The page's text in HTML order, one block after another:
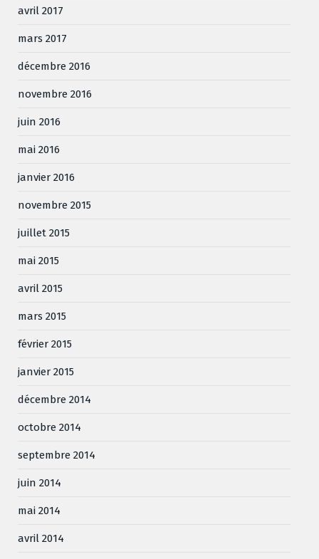
avril 2017
mars 2017
décembre 2016
novembre 2016
juin 2016
mai 2016
janvier 2016
novembre 2015
juillet 2015
mai 2015
avril 2015
mars 2015
février 2015
janvier 2015
décembre 2014
octobre 2014
septembre 2014
juin 2014
mai 2014
avril 2014